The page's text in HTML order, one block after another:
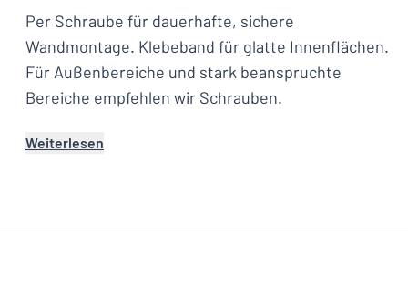
Per Schraube für dauerhafte, sichere
Wandmontage. Klebeband für glatte Innenflächen.
Für Außenbereiche und stark beanspruchte
Bereiche empfehlen wir Schrauben.
Weiterlesen